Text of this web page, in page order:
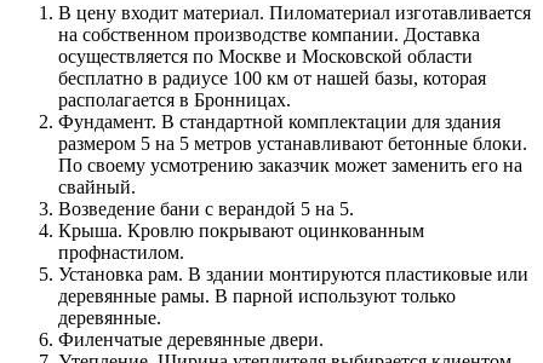
В цену входит материал. Пиломатериал изготавливается
на собственном производстве компании. Доставка
осуществляется по Москве и Московской области
бесплатно в радиусе 100 км от нашей базы, которая
располагается в Бронницах.
Фундамент. В стандартной комплектации для здания
размером 5 на 5 метров устанавливают бетонные блоки.
По своему усмотрению заказчик может заменить его на
свайный.
Возведение бани с верандой 5 на 5.
Крыша. Кровлю покрывают оцинкованным
профнастилом.
Установка рам. В здании монтируются пластиковые или
деревянные рамы. В парной используют только
деревянные.
Филенчатые деревянные двери.